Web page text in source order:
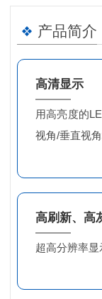
产品简介
高清显示
用高亮度的
视角/垂直视角
高刷新、高
超高分辨率显